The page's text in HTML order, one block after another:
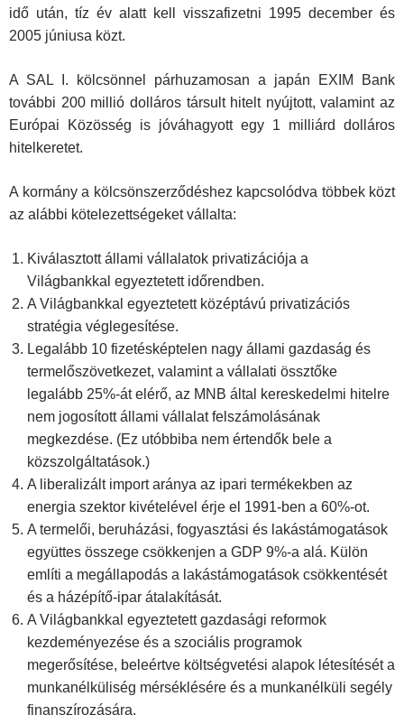
idő után, tíz év alatt kell visszafizetni 1995 december és
2005 júniusa közt.
A SAL I. kölcsönnel párhuzamosan a japán EXIM Bank
további 200 millió dolláros társult hitelt nyújtott, valamint az
Európai Közösség is jóváhagyott egy 1 milliárd dolláros
hitelkeretet.
A kormány a kölcsönszerződéshez kapcsolódva többek közt
az alábbi kötelezettségeket vállalta:
Kiválasztott állami vállalatok privatizációja a
Világbankkal egyeztetett időrendben.
A Világbankkal egyeztetett középtávú privatizációs
stratégia véglegesítése.
Legalább 10 fizetésképtelen nagy állami gazdaság és
termelőszövetkezet, valamint a vállalati össztőke
legalább 25%-át elérő, az MNB által kereskedelmi hitelre
nem jogosított állami vállalat felszámolásának
megkezdése. (Ez utóbbiba nem értendők bele a
közszolgáltatások.)
A liberalizált import aránya az ipari termékekben az
energia szektor kivételével érje el 1991-ben a 60%-ot.
A termelői, beruházási, fogyasztási és lakástámogatások
együttes összege csökkenjen a GDP 9%-a alá. Külön
említi a megállapodás a lakástámogatások csökkentését
és a házépítő-ipar átalakítását.
A Világbankkal egyeztetett gazdasági reformok
kezdeményezése és a szociális programok
megerősítése, beleértve költségvetési alapok létesítését a
munkanélküliség mérséklésére és a munkanélküli segély
finanszírozására.